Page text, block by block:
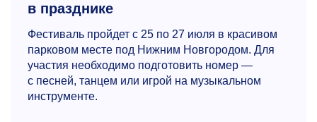
в празднике
Фестиваль пройдет с 25 по 27 июля в красивом
парковом месте под Нижним Новгородом. Для
участия необходимо подготовить номер —
с песней, танцем или игрой на музыкальном
инструменте.